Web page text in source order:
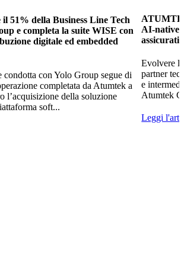
51% della Business Line Tech
e completa la suite WISE con
digitale ed embedded
condotta con Yolo Group segue di
completata da Atumtek a
l’acquisizione della soluzione
soft...
AI-native
Evolvere
partner
e
Atumtek
Leggi